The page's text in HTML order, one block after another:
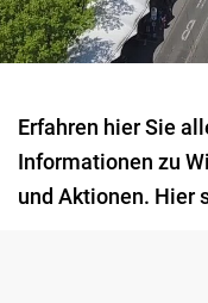
Erfahren hier Sie
Informationen zu
und Aktionen. Hier